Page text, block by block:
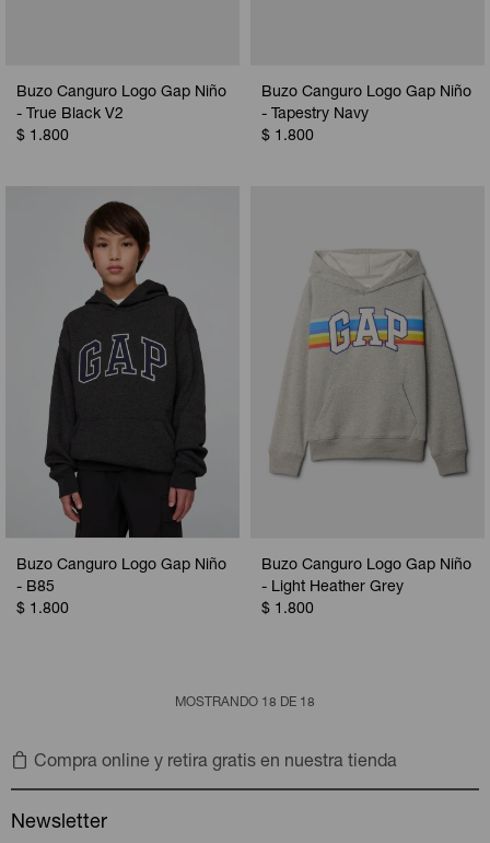
Buzo Canguro Logo Gap Niño
- True Black V2
$ 1.800
Buzo Canguro Logo Gap Niño
- Tapestry Navy
$ 1.800
Buzo Canguro Logo Gap Niño
- B85
$ 1.800
Buzo Canguro Logo Gap Niño
- Light Heather Grey
$ 1.800
MOSTRANDO 18 DE 18
Compra online y retira gratis en nuestra tienda
Newsletter